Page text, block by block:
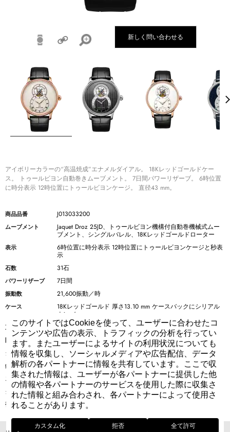
このサイトではCookieを使って、ユーザーに合わせたコ
ンテンツや広告の表示、トラフィックの分析を行ってい
ます。またユーザーによるサイトの利用状況についても
情報を収集し、ソーシャルメディアや広告配信、データ
解析の各パートナーに情報を共有しています。ここで収
集された情報は、ユーザーが各パートナーに提供した他
の情報や各パートナーのサービスを使用した際に収集さ
れた情報と組み合わされ、各パートナーによって使用さ
れることがあります。
カスタム化 拒否 全て許可
新しく問い合わせる
アイボリーカラーの“高温焼成”エナメルダイアル。 18Kレッドゴールドケー
ス。 トゥールビヨン自動巻きムーブメント。 7日間パワーリザーブ。 6時位置
に時分表示 12時位置にトゥールビヨンケージ。 直径43 mm。
商品品番 J013033200
ムーブメント
Jaquet Droz 25JD、トゥールビヨン機構付自動巻機械式ムー
ブメント、シングルバレル、18Kレッドゴールドローター
表示
6時位置に時分表示 12時位置にトゥールビヨンケージと秒表
示
石数 31石
パワーリザーブ 7日間
振動数 21,600振動／時
ケース
18Kレッドゴールド 厚さ13.10 mm ケースバックにシリアル
ナンバー
直径 43 mm
防水性 3気圧（30m）防水
ダイアル アイボリーカラーの“高温焼成”エナメルダイアル
針 18Kレッドゴールドの時分針 ブルースティールの秒針
ストラップ 手縫いのブラックアリゲーターストラップ
クラスプ 18Kレッドゴールドのフォールディングバックル
複雑機構 Tourbillon